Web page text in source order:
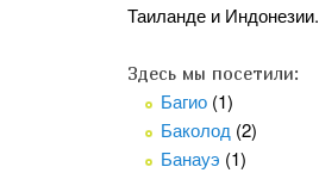
Таиланде и Индонезии.
Здесь мы посетили:
Багио (1)
Баколод (2)
Банауэ (1)